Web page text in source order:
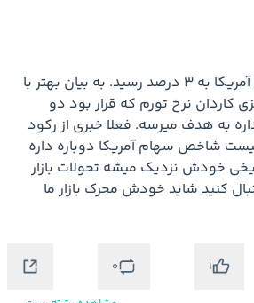
1
0